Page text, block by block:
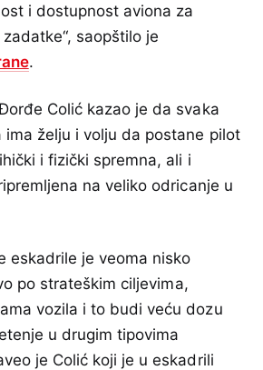
i dostupnost aviona za
saopštilo je
.
Colić kazao je da svaka
ima želju i volju da postane pilot
i fizički spremna, ali i
na veliko odricanje u
eskadrile je veoma nisko
po strateškim ciljevima,
vozila i to budi veću dozu
u drugim tipovima
je Colić koji je u eskadrili